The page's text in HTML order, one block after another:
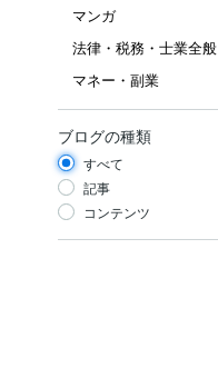
マンガ
法律・税務・士業全般
マネー・副業
ブログの種類
すべて
記事
コンテンツ